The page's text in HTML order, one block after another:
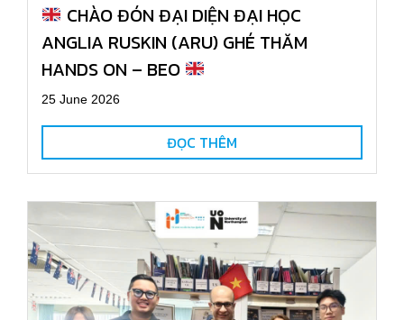
CHÀO ĐÓN ĐẠI DIỆN ĐẠI HỌC
ANGLIA RUSKIN (ARU) GHÉ THĂM
HANDS ON – BEO
25 June 2026
ĐỌC THÊM